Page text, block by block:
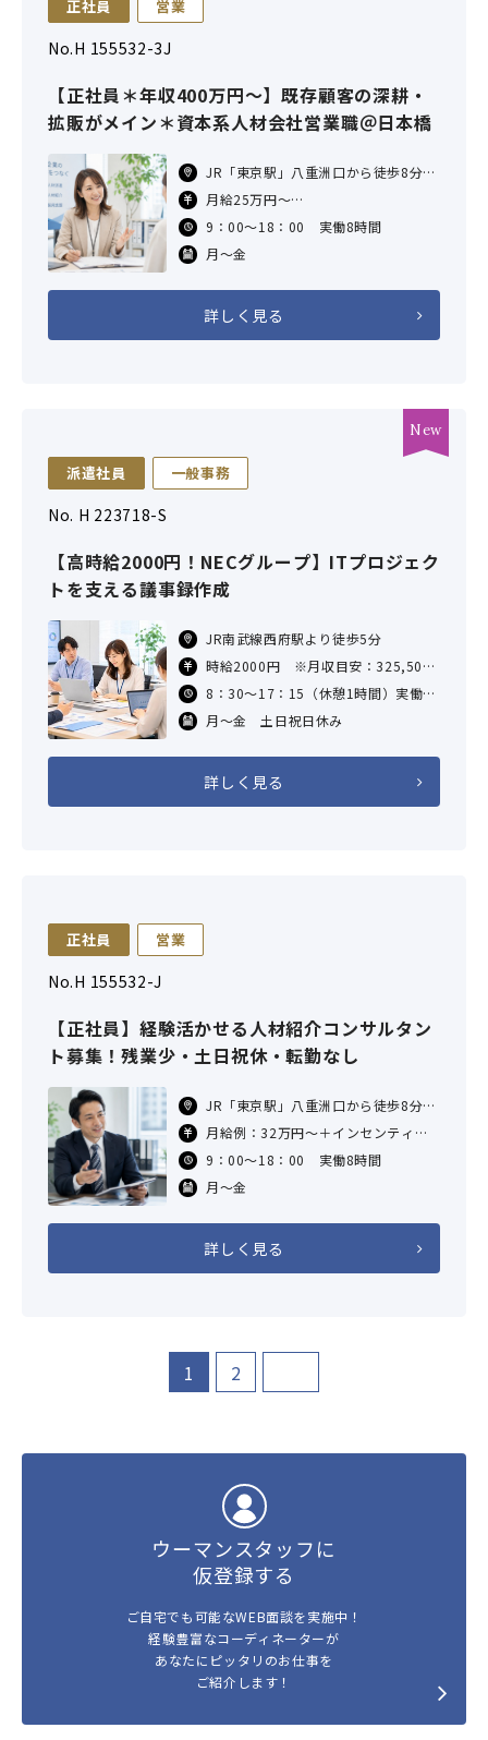
正社員 営業
No.H 155532-3J
【正社員＊年収400万円～】既存顧客の深耕・
拡販がメイン＊資本系人材会社営業職＠日本橋
JR「東京駅」八重洲口から徒歩8分
東京メトロ「京橋駅」6番出口から徒
歩6分
東京メトロ「日本橋駅」B1出口から
徒
月給25万円～
※固定残業代月20時間分、4万円を含
む。超過分は追加支給。
想定年収400万円～＊経験スキルによ
9：00～18：00 実働8時間
月～金
詳しく見る
派遣社員 一般事務
No. H 223718-S
【高時給2000円！NECグループ】ITプロジェク
トを支える議事録作成
JR南武線西府駅より徒歩5分
時給2000円 ※月収目安：325,500
円（2000円×7.75H×21日の場合）
交通費：支給あり（規定あり）
8：30～17：15（休憩1時間）実働7
時間45分
月～金 土日祝日休み
詳しく見る
正社員 営業
No.H 155532-J
【正社員】経験活かせる人材紹介コンサルタン
ト募集！残業少・土日祝休・転勤なし
JR「東京駅」八重洲口から徒歩8分
東京メトロ「京橋駅」6番出口から徒
歩6分
東京メトロ「日本橋駅」B1出口から
徒
月給例：32万円～＋インセンティブ
あり
※固定残業代（月20時間分）含む。
超過分は追加支給
9：00～18：00 実働8時間
月～金
詳しく見る
1 2
ウーマンスタッフに
仮登録する
ご自宅でも可能なWEB面談を実施中！
経験豊富なコーディネーターが
あなたにピッタリのお仕事を
ご紹介します！